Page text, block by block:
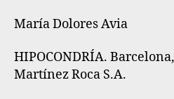
María Dolores Avia
HIPOCONDRÍA.
Martínez Roca S.A.